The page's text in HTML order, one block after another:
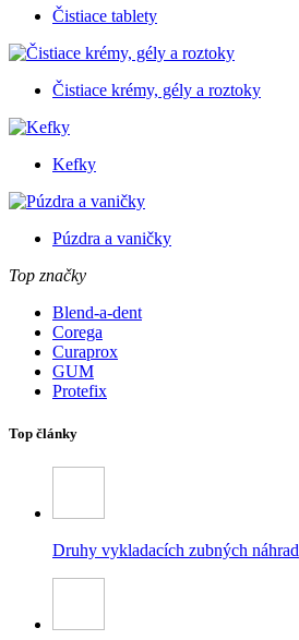
Čistiace tablety
Čistiace krémy, gély a roztoky
Kefky
Púzdra a vaničky
Top značky
Blend-a-dent
Corega
Curaprox
GUM
Protefix
Top články
Druhy vykladacích zubných náhrad